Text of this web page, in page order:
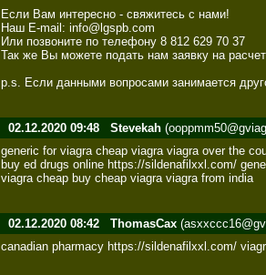
Если Вам интересно - свяжитесь с нами!
Наш E-mail: info@lgspb.com
Или позвоните по телефону 8 812 629 70 37
Так же Вы можете подать нам заявку на
p.s. Если данными вопросами занимается
02.12.2020 09:48 Stevekah
generic for viagra cheap viagra viagra over the
buy ed drugs online https://sildenafilxxl.com/
viagra cheap buy cheap viagra viagra from india
02.12.2020 08:42 ThomasCax
canadian pharmacy https://sildenafilxxl.com/